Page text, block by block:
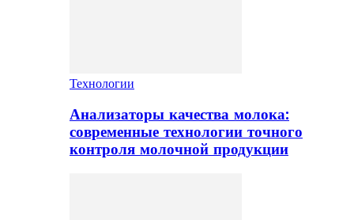
Технологии
Анализаторы качества молока:
современные технологии точного
контроля молочной продукции